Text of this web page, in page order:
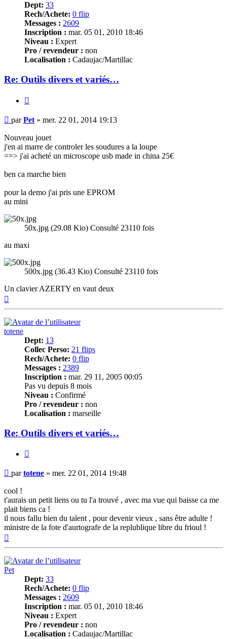
Dept: 33
Rech/Achete: 0 flip
Messages : 2609
Inscription : mar. 05 01, 2010 18:46
Niveau : Expert
Pro / revendeur : non
Localisation : Cadaujac/Martillac
Re: Outils divers et variés…
Message
parPet » mer. 22 01, 2014 19:13
Nouveau jouet
j'en ai marre de controler les soudures a la loupe
==> j'ai acheté un microscope usb made in china 25€
ben ca marche bien
pour la demo j'ai pris une EPROM
au mini
50x.jpg (29.08 Kio) Consulté 23110 fois
au maxi
500x.jpg (36.43 Kio) Consulté 23110 fois
Un clavier AZERTY en vaut deux
totene
Dept: 13
Collec Perso: 21 flips
Rech/Achete: 0 flip
Messages : 2389
Inscription : mar. 29 11, 2005 00:05
Pas vu depuis 8 mois
Niveau : Confirmé
Pro / revendeur : non
Localisation : marseille
Re: Outils divers et variés…
Message
partotene » mer. 22 01, 2014 19:48
cool !
t'aurais un petit liens ou tu l'a trouvé , avec ma vue qui baisse ca me
plait biens ca !
il nous fallu bien du talent , pour devenir vieux , sans être adulte !
ministre de la fote d'aurtografe de la replublique libre du frioul !
Pet
Dept: 33
Rech/Achete: 0 flip
Messages : 2609
Inscription : mar. 05 01, 2010 18:46
Niveau : Expert
Pro / revendeur : non
Localisation : Cadaujac/Martillac